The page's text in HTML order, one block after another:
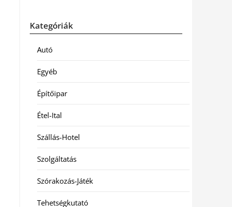
Kategóriák
Autó
Egyéb
Építőipar
Étel-Ital
Szállás-Hotel
Szolgáltatás
Szórakozás-Játék
Tehetségkutató